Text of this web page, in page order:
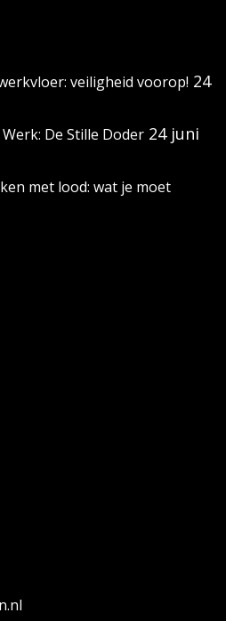
veiligheid voorop! 24
De Stille Doder 24 juni
met lood: wat je moet